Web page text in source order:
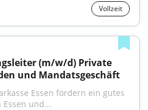
Vollzeit
(m/w/d) Private
und Mandatsgeschäft
Essen fördern ein gutes
und...